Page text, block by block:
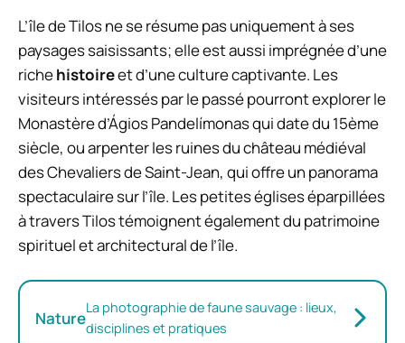
L’île de Tilos ne se résume pas uniquement à ses
paysages saisissants; elle est aussi imprégnée d’une
richehistoireet d’une culture captivante. Les
visiteurs intéressés par le passé pourront explorer le
Monastère d’Ágios Pandelímonas qui date du 15ème
siècle, ou arpenter les ruines du château médiéval
des Chevaliers de Saint-Jean, qui offre un panorama
spectaculaire sur l’île. Les petites églises éparpillées
à travers Tilos témoignent également du patrimoine
spirituel et architectural de l’île.
NatureLa photographie de faune sauvage : lieux,
disciplines et pratiques